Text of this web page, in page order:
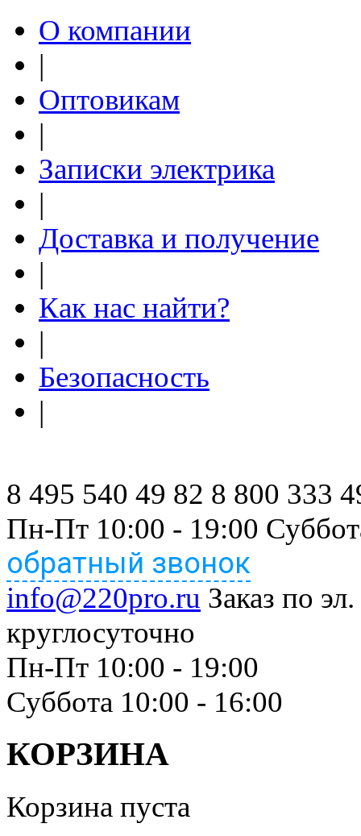
О компании
|
Оптовикам
|
Записки электрика
|
Доставка и получение
|
Как нас найти?
|
Безопасность
|
8 495 540 49 82 8 800 333
Пн-Пт 10:00 - 19:00
обратный звонок
info@220pro.ru Заказ по
круглосуточно
Пн-Пт 10:00 - 19:00
Суббота 10:00 - 16:00
КОРЗИНА
Корзина пуста